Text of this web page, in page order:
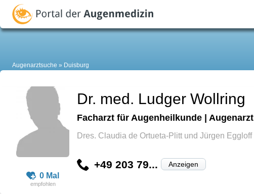
Augenarztsuche Duisburg
0 Mal
Dr. med. Ludger Wollring
Facharzt für Augenheilkunde | Augenarzt
Dres. Claudia de Ortueta-Plitt und Jürgen Eggloff
+49 203 79... Anzeigen